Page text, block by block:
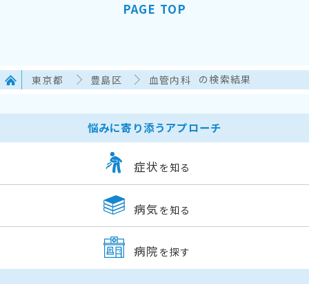
PAGE TOP
東京都 豊島区 血管内科 の検索結果
悩みに寄り添うアプローチ
症状 を知る
病気 を知る
病院 を探す